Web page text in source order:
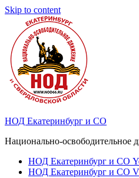
Skip to content
НОД Екатеринбург и СО
Национально-освободительное
НОД Екатеринбург и СО
НОД Екатеринбург и СО